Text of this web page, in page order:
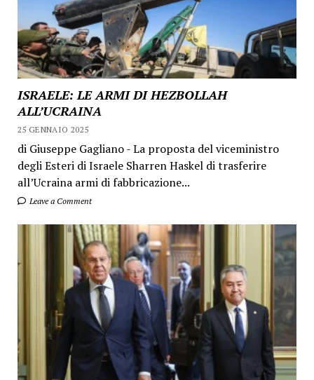
ISRAELE: LE ARMI DI HEZBOLLAH
ALL’UCRAINA
25 GENNAIO 2025
di Giuseppe Gagliano - La proposta del viceministro
degli Esteri di Israele Sharren Haskel di trasferire
all’Ucraina armi di fabbricazione...
Leave a Comment